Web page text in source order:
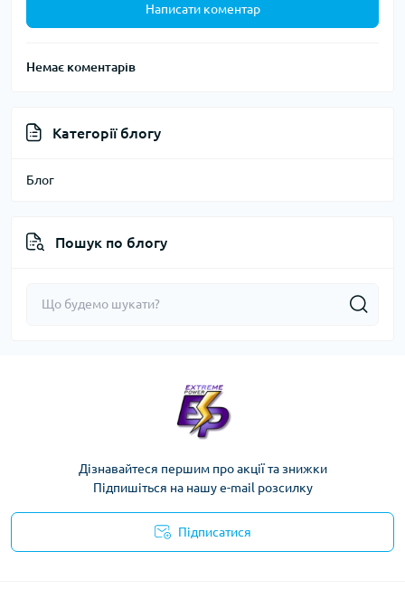
Написати коментар
Немає коментарів
Категорії блогу
Блог
Пошук по блогу
Дізнавайтеся першим про акції та знижки
Підпишіться на нашу e-mail розсилку
Підписатися